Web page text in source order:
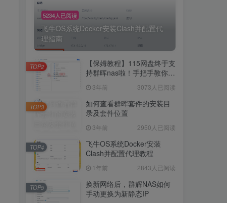
5234人已阅读
飞牛OS系统Docker安装Clash并配置代
理指南
【保姆教程】115网盘终于支
持群晖nas啦！手把手教你群
盘！3年前 3073人已阅读
TOP2
如何查看群晖套件的安装目
录及套件位置
3年前 2950人已阅读
TOP3
飞牛OS系统Docker安装
Clash并配置代理教程
1年前 2843人已阅读
TOP4
换新网络后，群辉NAS如何
手动更换为新静态IP
TOP5
5234人已阅读
飞牛OS系统Docker安装Clash并配置代
理指南
TOP1
【保姆教程】115网盘终于支
持群晖nas啦！手把手教你群
晖NAS-docker安装115网
盘！3年前
如何查看群晖套件的安装目
录及套件位置
3年前 2950人已阅读
飞牛OS系统Docker安装
Clash并配置代理教程
1年前 2843人已阅读